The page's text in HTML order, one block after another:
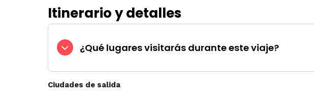
Itinerario y detalles
¿Qué lugares visitarás durante este viaje?
Ciudades de salida